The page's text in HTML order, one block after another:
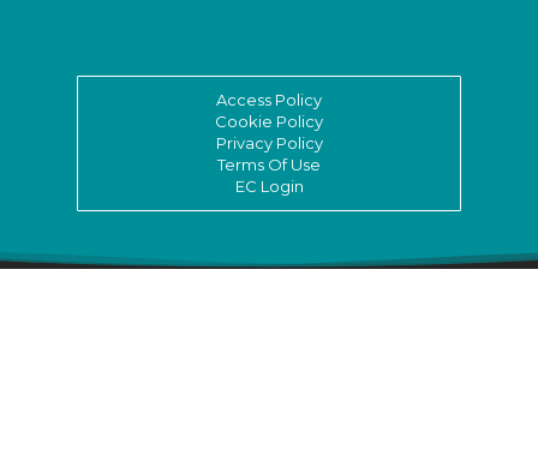
Access Policy
Cookie Policy
Privacy Policy
Terms Of Use
EC Login